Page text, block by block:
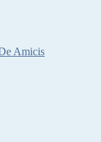
Amicis